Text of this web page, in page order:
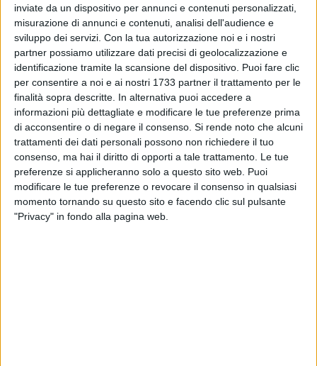
inviate da un dispositivo per annunci e contenuti personalizzati,
misurazione di annunci e contenuti, analisi dell'audience e
sviluppo dei servizi. Con la tua autorizzazione noi e i nostri
partner possiamo utilizzare dati precisi di geolocalizzazione e
identificazione tramite la scansione del dispositivo. Puoi fare clic
per consentire a noi e ai nostri 1733 partner il trattamento per le
finalità sopra descritte. In alternativa puoi accedere a
informazioni più dettagliate e modificare le tue preferenze prima
di acconsentire o di negare il consenso. Si rende noto che alcuni
trattamenti dei dati personali possono non richiedere il tuo
consenso, ma hai il diritto di opporti a tale trattamento. Le tue
preferenze si applicheranno solo a questo sito web. Puoi
modificare le tue preferenze o revocare il consenso in qualsiasi
momento tornando su questo sito e facendo clic sul pulsante
"Privacy" in fondo alla pagina web.
Il luogo è stato raggiunto anche dal sindaco Cosimo
Cannito, che ha monitorato minuto dopo minuto
l'andamento. Il traffico è stato bloccato a partire da via
Roma, e tante sono le persone che si sono riversate in strada
per assistere all'accaduto.
Davvero intenso l'operato dei Vigili del Fuoco: con i volti
scuri, sporchi di polvere e sudore, stanno cercando di mettere
in sicurezza l'area e hanno dato tutto il loro aiuto ai feriti.
I residenti della palazzina nelle vicinanze, invece,
passeranno la notte sicuramente fuori casa a causa del